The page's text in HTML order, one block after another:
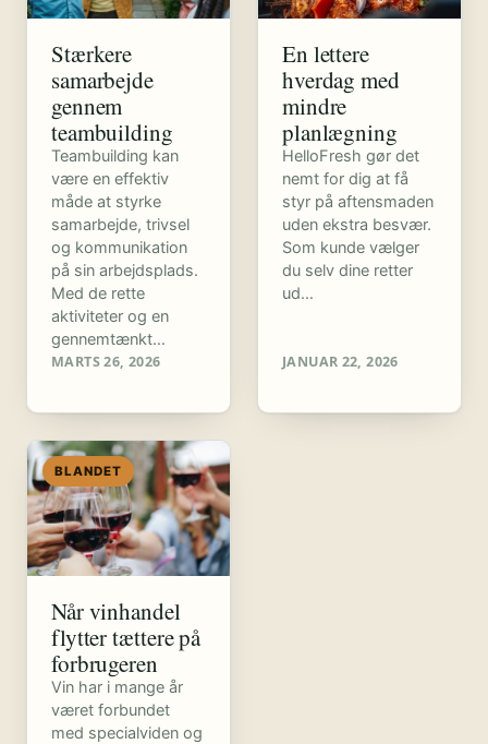
Stærkere
samarbejde
gennem
teambuilding
Teambuilding kan
være en effektiv
måde at styrke
samarbejde, trivsel
og kommunikation
på sin arbejdsplads.
Med de rette
aktiviteter og en
gennemtænkt…
MARTS 26, 2026
En lettere
hverdag med
mindre
planlægning
HelloFresh gør det
nemt for dig at få
styr på aftensmaden
uden ekstra besvær.
Som kunde vælger
du selv dine retter
ud…
JANUAR 22, 2026
BLANDET
Når vinhandel
flytter tættere på
forbrugeren
Vin har i mange år
været forbundet
med specialviden og